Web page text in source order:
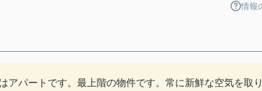
情報
アパートです。最上階の物件です。常に新鮮な空気を取